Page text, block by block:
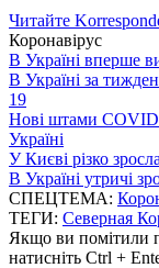
Читайте
Коронавірус
В Україні вперше
В Україні за
19
Нові штами COVID-
Україні
У Києві різко
В Україні утричі
СПЕЦТЕМА:
ТЕГИ: Северная
Якщо ви помітили
натисніть Ctrl +